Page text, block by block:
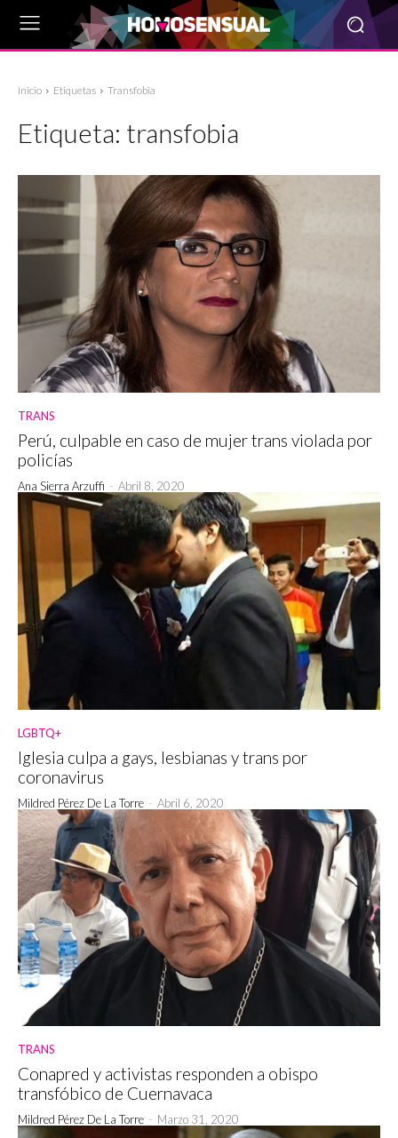
Inicio Etiquetas Transfobia
Etiqueta: transfobia
TRANS
Perú, culpable en caso de mujer trans violada por
policías
Ana Sierra Arzuffi - Abril 8, 2020
LGBTQ+
Iglesia culpa a gays, lesbianas y trans por
coronavirus
Mildred Pérez De La Torre - Abril 6, 2020
TRANS
Conapred y activistas responden a obispo
transfóbico de Cuernavaca
Mildred Pérez De La Torre - Marzo 31, 2020